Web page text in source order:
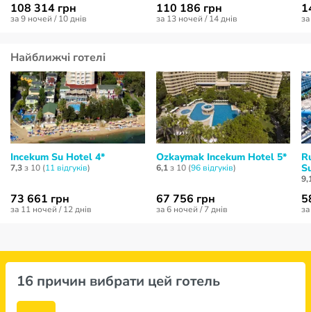
108 314 грн
за 9 ночей / 10 днів
110 186 грн
за 13 ночей / 14 днів
Найближчі готелі
Incekum Su Hotel 4*
7,3з 10 (11 відгуків)
73 661 грн
за 11 ночей / 12 днів
Ozkaymak Incekum Hotel 5*
6,1з 10 (96 відгуків)
67 756 грн
за 6 ночей / 7 днів
16 причин вибрати цей готель